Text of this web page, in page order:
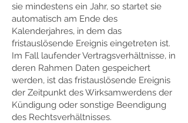
sie mindestens ein Jahr, so startet sie
automatisch am Ende des
Kalenderjahres, in dem das
fristauslösende Ereignis eingetreten ist.
Im Fall laufender Vertragsverhältnisse, in
deren Rahmen Daten gespeichert
werden, ist das fristauslösende Ereignis
der Zeitpunkt des Wirksamwerdens der
Kündigung oder sonstige Beendigung
des Rechtsverhältnisses.